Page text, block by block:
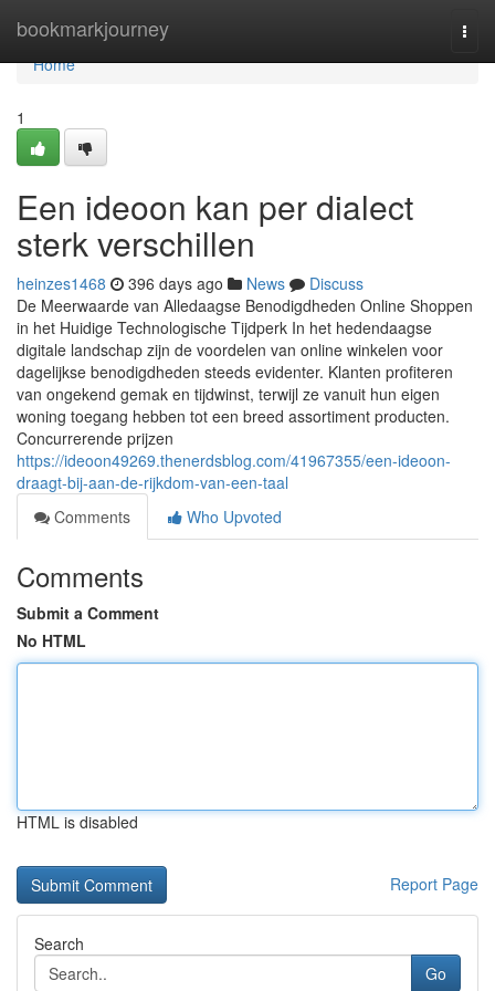
bookmarkjourney
Home
Home
1
Een ideoon kan per dialect
sterk verschillen
heinzes1468 396 days ago News
Discuss
De Meerwaarde van Alledaagse Benodigdheden Online Shoppen
in het Huidige Technologische Tijdperk In het hedendaagse
digitale landschap zijn de voordelen van online winkelen voor
dagelijkse benodigdheden steeds evidenter. Klanten profiteren
van ongekend gemak en tijdwinst, terwijl ze vanuit hun eigen
woning toegang hebben tot een breed assortiment producten.
Concurrerende prijzen
https://ideoon49269.thenerdsblog.com/41967355/een-ideoon-
draagt-bij-aan-de-rijkdom-van-een-taal
Comments
Who Upvoted
Comments
Submit a Comment
No HTML
HTML is disabled
Report Page
Search
Go